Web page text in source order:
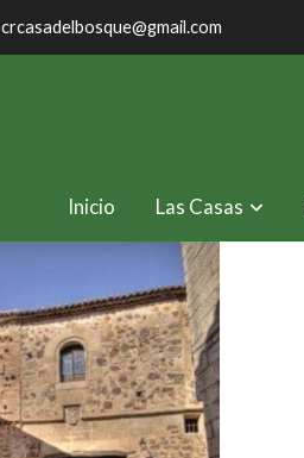
crcasadelbosque@gmail.com
Inicio Las Casas